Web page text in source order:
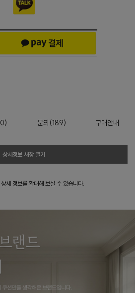
0) 문의 (189) 구매안내
상세정보 새창 열기
상세 정보를 확대해 보실 수 있습니다.